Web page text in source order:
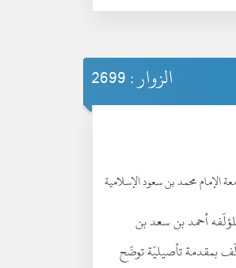
الزوار : 2699
الإمام محمد بن سعود الإسلامية
لمؤلّفه أحمد بن سعد بن
بمقدمة تأصيليّة توضّح